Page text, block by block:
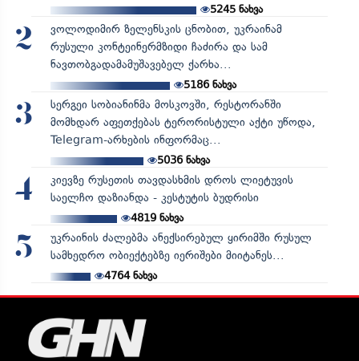
5245 ნახვა
2
ვოლოდიმირ ზელენსკის ცნობით, უკრაინამ
რუსული კონტეინერმზიდი ჩაძირა და სამ
ნავთობგადამამუშავებელ ქარხა...
5186ნახვა
3
სერგეი სობიანინმა მოსკოვში, რესტორანში
მომხდარ აფეთქებას ტერორისტული აქტი უწოდა,
Telegram-არხების ინფორმაც...
5036ნახვა
4
კიევზე რუსეთის თავდასხმის დროს ლიეტუვის
საელჩო დაზიანდა - კესტუტის ბუდრისი
4819ნახვა
5
უკრაინის ძალებმა ანექსირებულ ყირიმში რუსულ
სამხედრო ობიექტებზე იერიშები მიიტანეს...
4764ნახვა